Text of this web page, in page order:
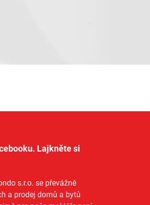
Lajkněte si
s.r.o. se převážně
a prodej domů a bytů